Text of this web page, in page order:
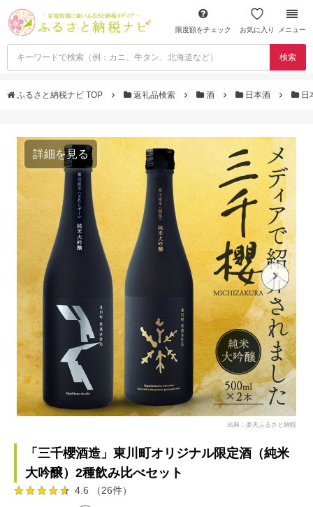
限度額をチェック お気に入り メニュー
検索
ふるさと納税ナビ TOP 返礼品検索 酒 日本酒 日
詳細を見る
出典：楽天ふるさと納税
「三千櫻酒造」東川町オリジナル限定酒（純米
大吟醸）2種飲み比べセット
4.6 （26件）